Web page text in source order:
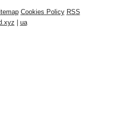
Cookies Policy RSS
ua